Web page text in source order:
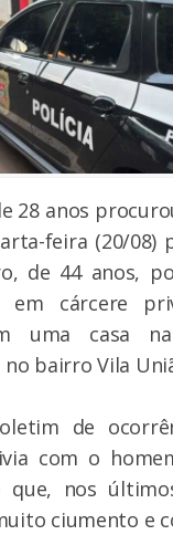
28 anos
feira (20/08)
de 44 anos,
em cárcere
uma casa
bairro Vila
de
com o
que, nos
ciumento e